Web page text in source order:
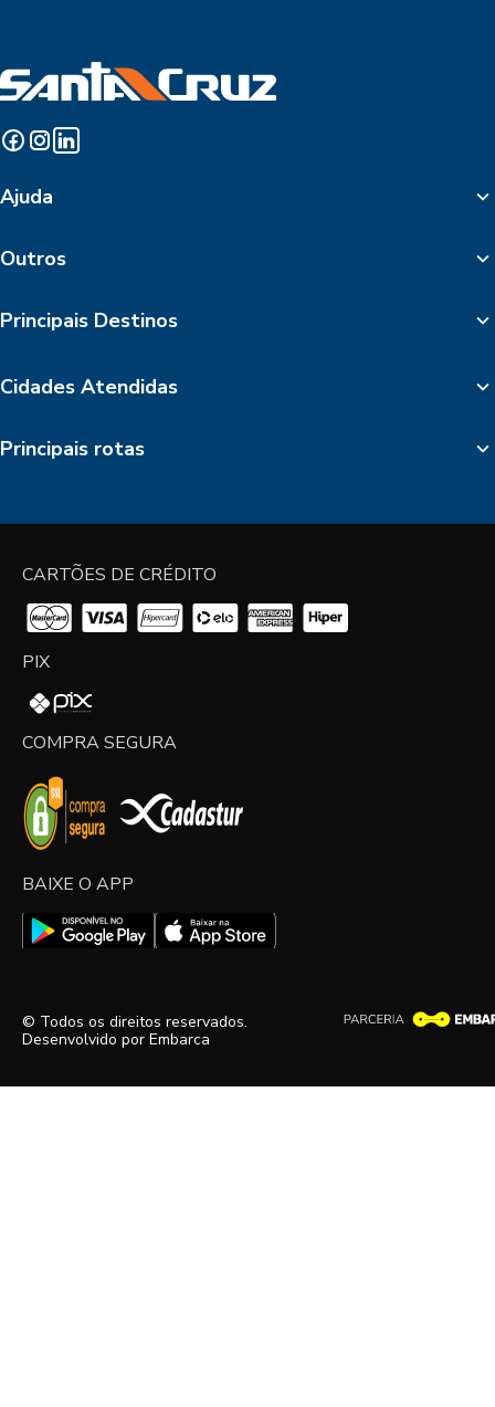
Ajuda
Outros
Principais Destinos
Cidades Atendidas
Principais rotas
CARTÕES DE CRÉDITO
PIX
COMPRA SEGURA
BAIXE O APP
© Todos os direitos reservados.
Desenvolvido por Embarca